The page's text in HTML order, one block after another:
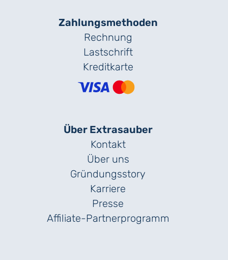
Zahlungs­methoden
Rechnung
Lastschrift
Kreditkarte
Über Extrasauber
Kontakt
Über uns
Gründungs­story
Karriere
Presse
Affiliate-Partnerprogramm